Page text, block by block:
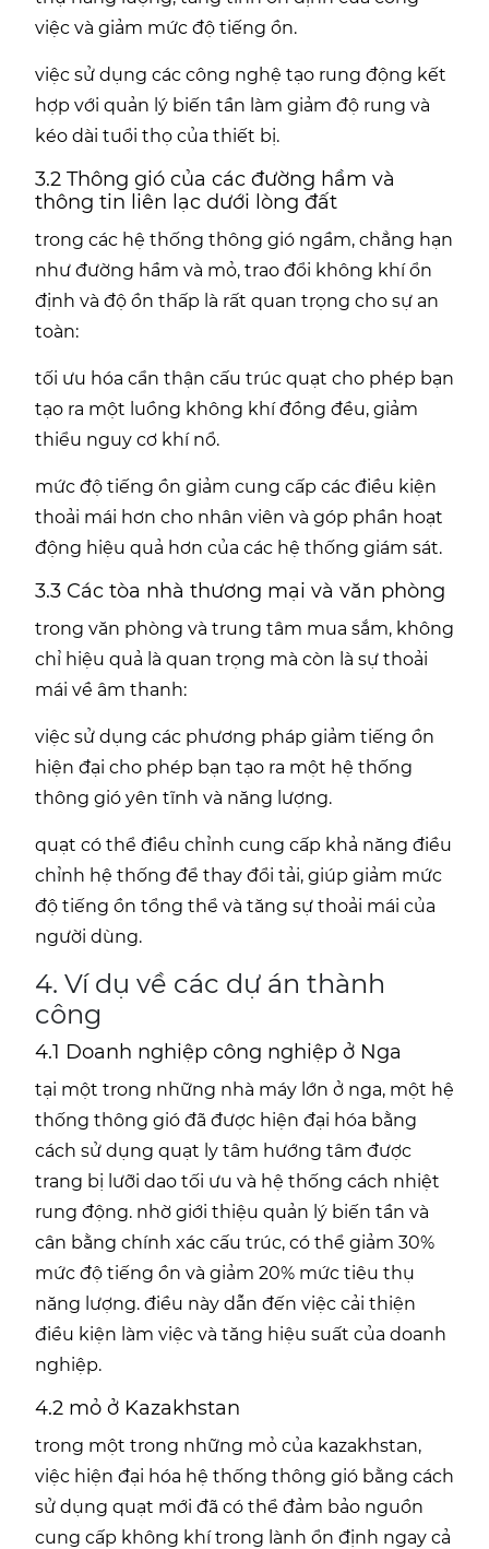
việc và giảm mức độ tiếng ồn.
việc sử dụng các công nghệ tạo rung động kết
hợp với quản lý biến tần làm giảm độ rung và
kéo dài tuổi thọ của thiết bị.
3.2 Thông gió của các đường hầm và
thông tin liên lạc dưới lòng đất
trong các hệ thống thông gió ngầm, chẳng hạn
như đường hầm và mỏ, trao đổi không khí ổn
định và độ ồn thấp là rất quan trọng cho sự an
toàn:
tối ưu hóa cẩn thận cấu trúc quạt cho phép bạn
tạo ra một luồng không khí đồng đều, giảm
thiểu nguy cơ khí nổ.
mức độ tiếng ồn giảm cung cấp các điều kiện
thoải mái hơn cho nhân viên và góp phần hoạt
động hiệu quả hơn của các hệ thống giám sát.
3.3 Các tòa nhà thương mại và văn phòng
trong văn phòng và trung tâm mua sắm, không
chỉ hiệu quả là quan trọng mà còn là sự thoải
mái về âm thanh:
việc sử dụng các phương pháp giảm tiếng ồn
hiện đại cho phép bạn tạo ra một hệ thống
thông gió yên tĩnh và năng lượng.
quạt có thể điều chỉnh cung cấp khả năng điều
chỉnh hệ thống để thay đổi tải, giúp giảm mức
độ tiếng ồn tổng thể và tăng sự thoải mái của
người dùng.
4. Ví dụ về các dự án thành
công
4.1 Doanh nghiệp công nghiệp ở Nga
tại một trong những nhà máy lớn ở nga, một hệ
thống thông gió đã được hiện đại hóa bằng
cách sử dụng quạt ly tâm hướng tâm được
trang bị lưỡi dao tối ưu và hệ thống cách nhiệt
rung động. nhờ giới thiệu quản lý biến tần và
cân bằng chính xác cấu trúc, có thể giảm 30%
mức độ tiếng ồn và giảm 20% mức tiêu thụ
năng lượng. điều này dẫn đến việc cải thiện
điều kiện làm việc và tăng hiệu suất của doanh
nghiệp.
4.2 mỏ ở Kazakhstan
trong một trong những mỏ của kazakhstan,
việc hiện đại hóa hệ thống thông gió bằng cách
sử dụng quạt mới đã có thể đảm bảo nguồn
cung cấp không khí trong lành ổn định ngay cả